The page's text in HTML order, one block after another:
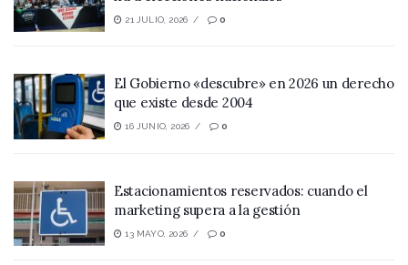
21 JULIO, 2026 0
El Gobierno «descubre» en 2026 un derecho
que existe desde 2004
16 JUNIO, 2026 0
Estacionamientos reservados: cuando el
marketing supera a la gestión
13 MAYO, 2026 0